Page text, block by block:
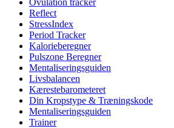
Ovulation tracker
Reflect
StressIndex
Period Tracker
Kalorieberegner
Pulszone Beregner
Mentaliseringsguiden
Livsbalancen
Kærestebarometeret
Din Kropstype & Træningskode
Mentaliseringsguiden
Trainer